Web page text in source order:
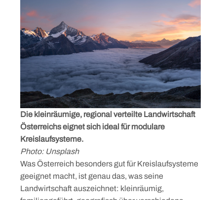
Die kleinräumige, regional verteilte Landwirtschaft
Österreichs eignet sich ideal für modulare
Kreislaufsysteme.
Photo: Unsplash
Was Österreich besonders gut für Kreislaufsysteme
geeignet macht, ist genau das, was seine
Landwirtschaft auszeichnet: kleinräumig,